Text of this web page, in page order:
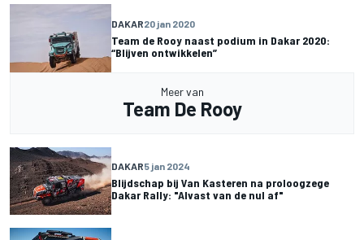
DAKAR20 jan 2020
Team de Rooy naast podium in Dakar 2020:
“Blijven ontwikkelen”
Meer van
Team De Rooy
DAKAR5 jan 2024
Blijdschap bij Van Kasteren na proloogzege
Dakar Rally: "Alvast van de nul af"